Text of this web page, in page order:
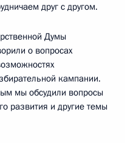
друг с другом.
Думы
о вопросах
кампании.
мы обсудили вопросы
развития и другие темы